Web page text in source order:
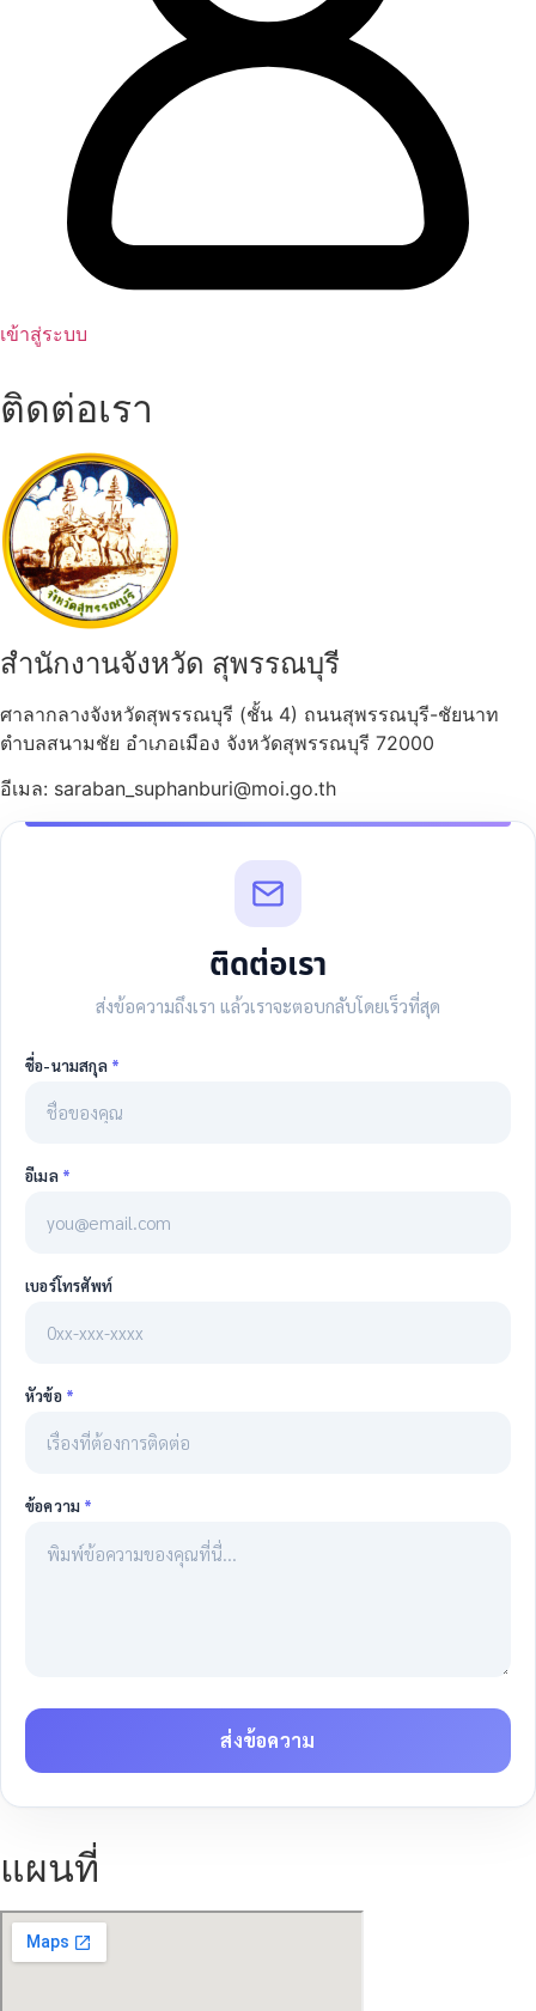
เข้าสู่ระบบ
ติดต่อเรา
สำนักงานจังหวัด สุพรรณบุรี
ศาลากลางจังหวัดสุพรรณบุรี (ชั้น 4) ถนนสุพรรณบุรี-ชัยนาท
ตำบลสนามชัย อำเภอเมือง จังหวัดสุพรรณบุรี 72000
อีเมล: saraban_suphanburi@moi.go.th
ติดต่อเรา
ส่งข้อความถึงเรา แล้วเราจะตอบกลับโดยเร็วที่สุด
ชื่อ-นามสกุล *
อีเมล *
เบอร์โทรศัพท์
หัวข้อ *
ข้อความ *
ส่งข้อความ
แผนที่